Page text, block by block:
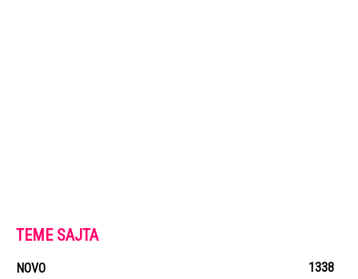
TEME SAJTA
NOVO 1338